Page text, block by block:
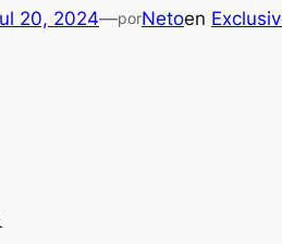
20, 2024—porNetoen